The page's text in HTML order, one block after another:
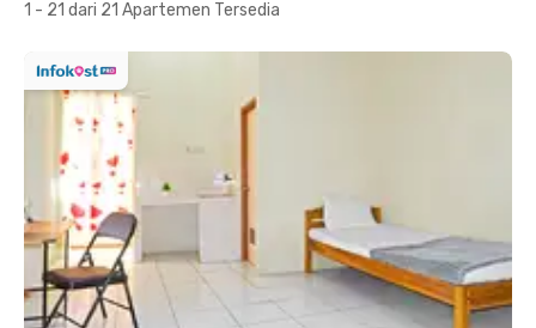
1 - 21 dari 21 Apartemen Tersedia